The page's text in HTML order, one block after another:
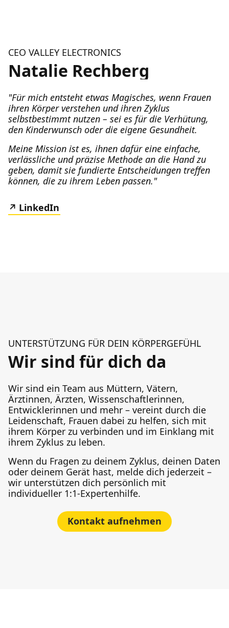
CEO VALLEY ELECTRONICS
Natalie Rechberg
"Für mich entsteht etwas Magisches, wenn Frauen
ihren Körper verstehen und ihren Zyklus
selbstbestimmt nutzen – sei es für die Verhütung,
den Kinderwunsch oder die eigene Gesundheit.
Meine Mission ist es, ihnen dafür eine einfache,
verlässliche und präzise Methode an die Hand zu
geben, damit sie fundierte Entscheidungen treffen
können, die zu ihrem Leben passen."
LinkedIn
UNTERSTÜTZUNG FÜR DEIN KÖRPERGEFÜHL
Wir sind für dich da
Wir sind ein Team aus Müttern, Vätern,
Ärztinnen, Ärzten, Wissenschaftlerinnen,
Entwicklerinnen und mehr – vereint durch die
Leidenschaft, Frauen dabei zu helfen, sich mit
ihrem Körper zu verbinden und im Einklang mit
ihrem Zyklus zu leben.
Wenn du Fragen zu deinem Zyklus, deinen Daten
oder deinem Gerät hast, melde dich jederzeit –
wir unterstützen dich persönlich mit
individueller 1:1-Expertenhilfe.
Kontakt aufnehmen